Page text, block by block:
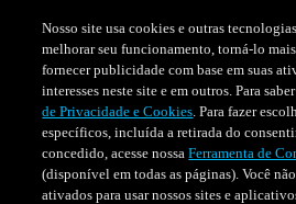
Nosso site usa cookies e outras
melhorar seu funcionamento, torná-lo
fornecer publicidade com base em suas
interesses neste site e em outros. Para
de Privacidade e Cookies. Para fazer
específicos, incluída a retirada do
concedido, acesse nossaFerramenta de
(disponível em todas as páginas). Você
ativados para usar nossos sites e